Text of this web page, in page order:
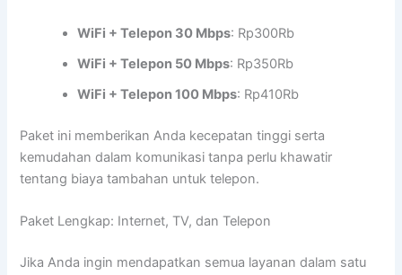
WiFi + Telepon 30 Mbps: Rp300Rb
WiFi + Telepon 50 Mbps: Rp350Rb
WiFi + Telepon 100 Mbps: Rp410Rb
Paket ini memberikan Anda kecepatan tinggi serta
kemudahan dalam komunikasi tanpa perlu khawatir
tentang biaya tambahan untuk telepon.
Paket Lengkap: Internet, TV, dan Telepon
Jika Anda ingin mendapatkan semua layanan dalam satu